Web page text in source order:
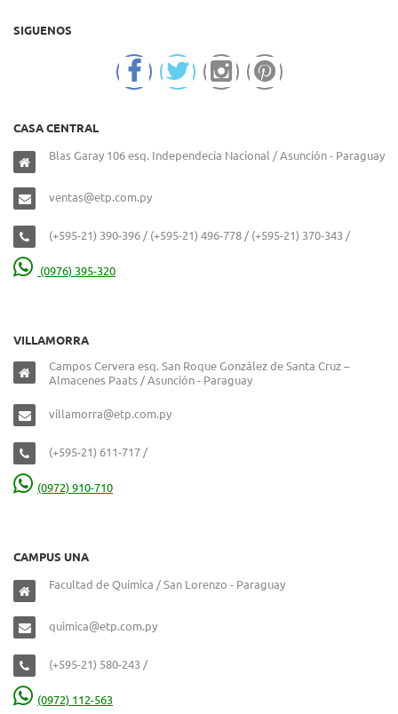
SIGUENOS
CASA CENTRAL
Blas Garay 106 esq. Independecia Nacional / Asunción - Paraguay
ventas@etp.com.py
(+595-21) 390-396 / (+595-21) 496-778 / (+595-21) 370-343 /
(0976) 395-320
VILLAMORRA
Campos Cervera esq. San Roque González de Santa Cruz –
Almacenes Paats / Asunción - Paraguay
villamorra@etp.com.py
(+595-21) 611-717 /
(0972) 910-710
CAMPUS UNA
Facultad de Química / San Lorenzo - Paraguay
quimica@etp.com.py
(+595-21) 580-243 /
(0972) 112-563